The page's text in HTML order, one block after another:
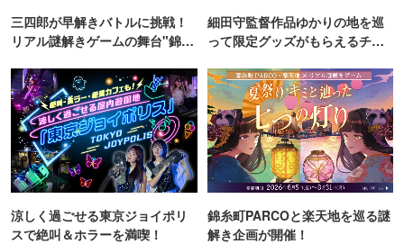
三四郎が早解きバトルに挑戦！
リアル謎解きゲームの舞台"錦糸
細田守監督作品ゆかりの地を巡
って限定グッズがもらえるチャ
涼しく過ごせる東京ジョイポリ
スで絶叫＆ホラーを満喫！
錦糸町PARCOと楽天地を巡る謎
解き企画が開催！